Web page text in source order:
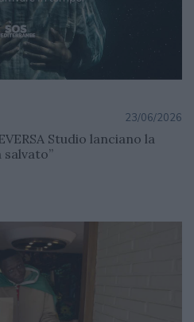
23/06/2026
Studio lanciano la
salvato”